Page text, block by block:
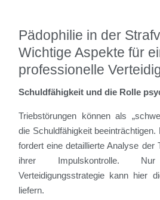
Pädophilie in der
Wichtige Aspekte für
professionelle
Schuldfähigkeit und die Rolle
Triebstörungen können als
die Schuldfähigkeit
fordert eine detaillierte Analyse der
ihrer Impulskontrolle.
Verteidigungsstrategie kann hier
liefern.